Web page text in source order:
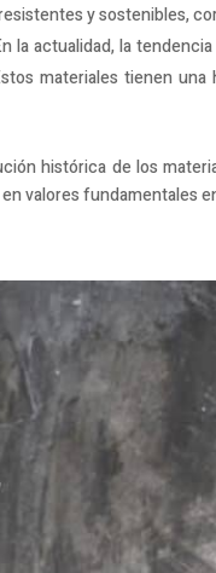
y sostenibles,
la actualidad, la
materiales tienen
histórica de los
valores fundamentales